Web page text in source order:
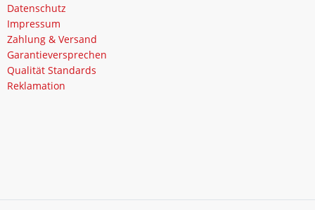
Datenschutz
Impressum
Zahlung & Versand
Garantieversprechen
Qualität Standards
Reklamation